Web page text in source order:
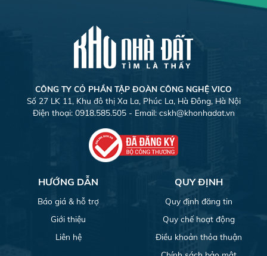
CÔNG TY CỎ PHẦN TẬP ĐOÀN CÔNG NGHỆ VICO
Số 27 LK 11, Khu đô thị Xa La, Phúc La, Hà Đông, Hà Nội
Điện thoại: 0918.585.505 - Email: cskh@khonhadat.vn
HƯỚNG DẪN
Báo giá & hỗ trợ
Giới thiệu
Liên hệ
QUY ĐỊNH
Quy định đăng tin
Quy chế hoạt động
Điều khoản thỏa thuận